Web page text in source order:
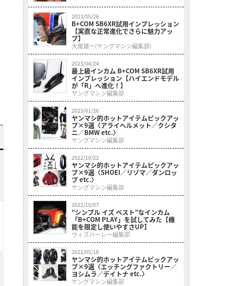
2023/05/26
B+COM SB6XR試用インプレッション
【実直な正常進化でさらに魅力アッ
プ】
大屋雄一(ヤングマシン編集部)
2023/04/24
最上級インカム B+COM SB6XR試用
インプレッション【ハイエンドモデル
が「R」へ進化！】
ヤングマシン編集部
2023/01/26
ヤンマシ的ホットアイテムピックアッ
プ×9選〈アライヘルメット／クシタ
ニ／BMW etc.〉
ヤングマシン編集部
2022/10/22
ヤンマシ的ホットアイテムピックアッ
プ×9選〈SHOEI／リゾマ／ダンロッ
プ etc.〉
ヤングマシン編集部
2022/10/07
“シンプル イズ ベスト”なインカム
「B+COM PLAY」を試してみた【機
能を限定し使いやすさUP】
ウィズハーレー編集部
2022/05/18
ヤンマシ的ホットアイテムピックアッ
プ×9選〈エッチングファクトリー／
ヨシムラ／デイトナ etc.〉
ヤングマシン編集部